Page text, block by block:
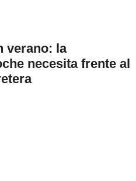
verano: la
necesita frente al